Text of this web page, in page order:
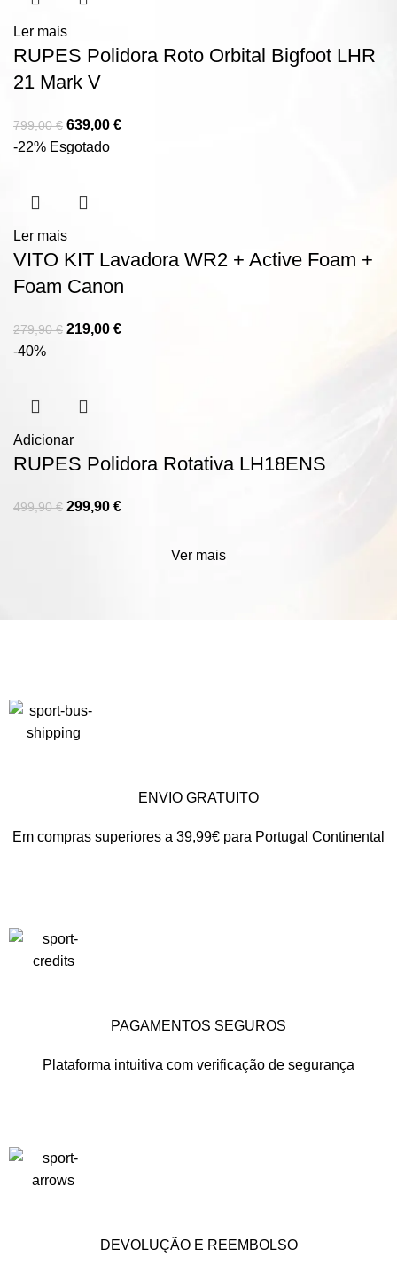
Ler mais
RUPES Polidora Roto Orbital Bigfoot LHR
21 Mark V
799,00€ 639,00 €
-22% Esgotado
Ler mais
VITO KIT Lavadora WR2 + Active Foam +
Foam Canon
279,90€ 219,00 €
-40%
Adicionar
RUPES Polidora Rotativa LH18ENS
499,90€ 299,90 €
Ver mais
ENVIO GRATUITO
Em compras superiores a 39,99€ para Portugal Continental
PAGAMENTOS SEGUROS
Plataforma intuitiva com verificação de segurança
DEVOLUÇÃO E REEMBOLSO